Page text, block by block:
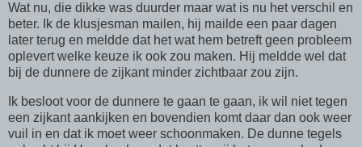
Wat nu, die dikke was duurder maar wat is nu het verschil en
beter. Ik de klusjesman mailen, hij mailde een paar dagen
later terug en meldde dat het wat hem betreft geen probleem
oplevert welke keuze ik ook zou maken. Hij meldde wel dat
bij de dunnere de zijkant minder zichtbaar zou zijn.
Ik besloot voor de dunnere te gaan te gaan, ik wil niet tegen
een zijkant aankijken en bovendien komt daar dan ook weer
vuil in en dat ik moet weer schoonmaken. De dunne tegels